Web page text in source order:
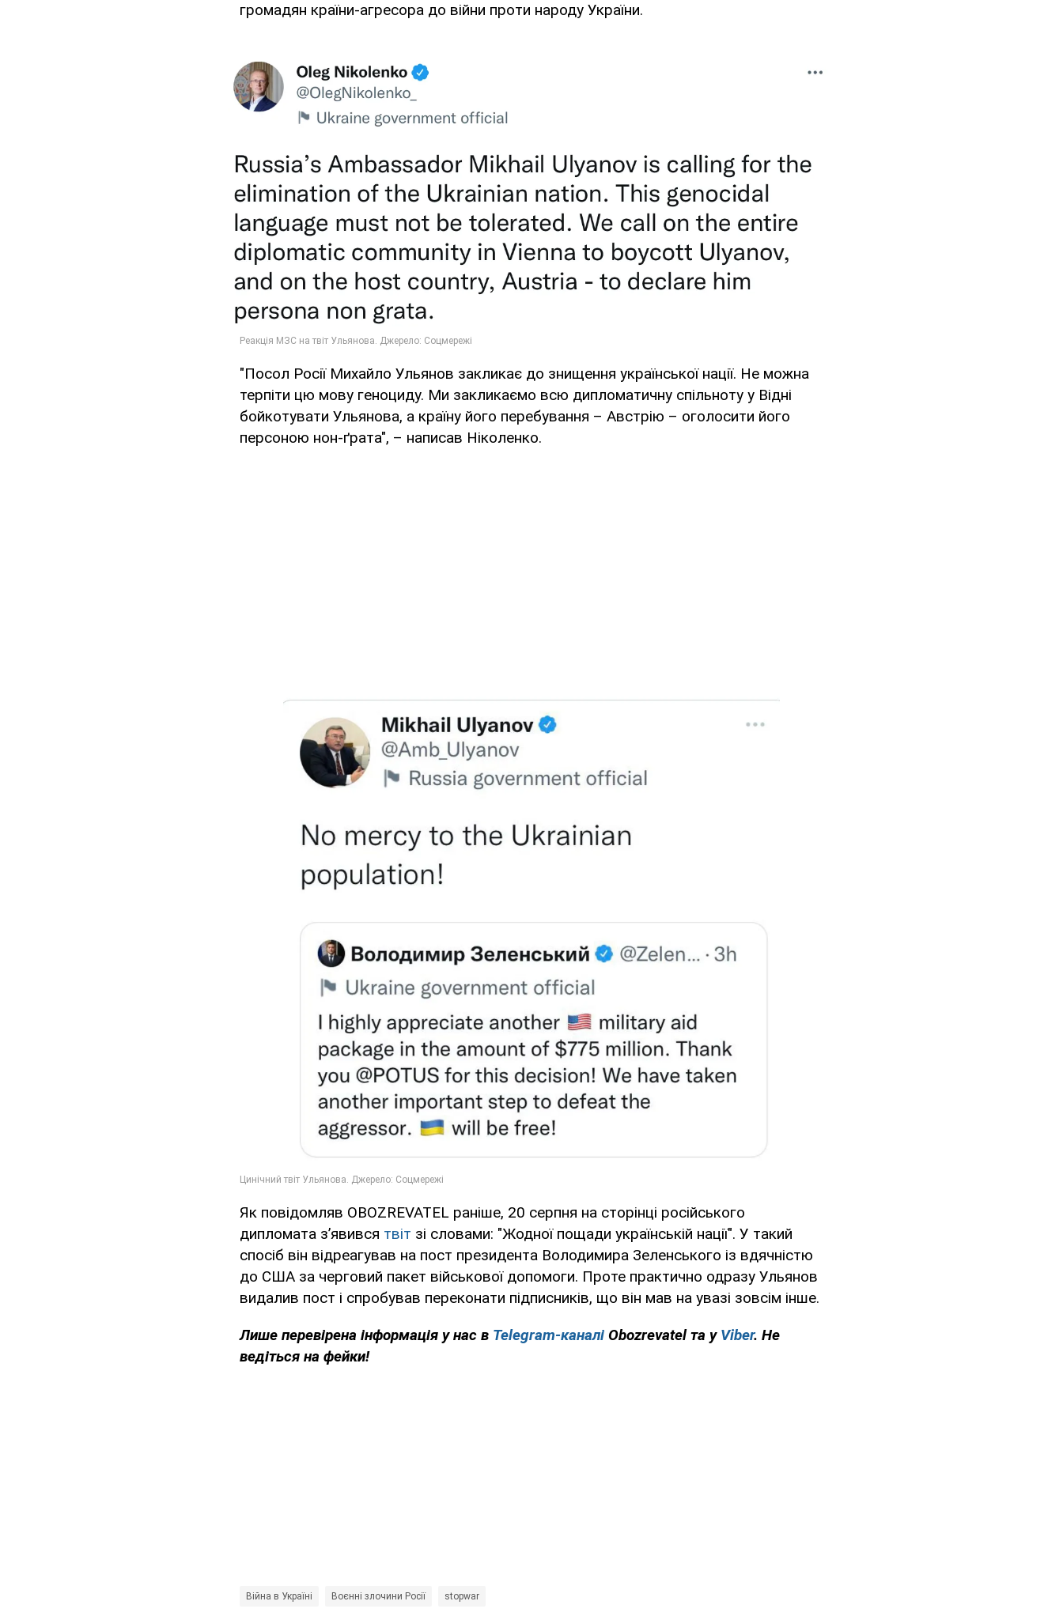
громадян країни-агресора до війни проти народу України.
"Посол Росії Михайло Ульянов закликає до знищення української нації. Не можна
терпіти цю мову геноциду. Ми закликаємо всю дипломатичну спільноту у Відні
бойкотувати Ульянова, а країну його перебування – Австрію – оголосити його
персоною нон-ґрата", – написав Ніколенко.
Як повідомляв OBOZREVATEL раніше, 20 серпня на сторінці російського
дипломата зʼявився твіт зі словами: "Жодної пощади українській нації". У такий
спосіб він відреагував на пост президента Володимира Зеленського із вдячністю
до США за черговий пакет військової допомоги. Проте практично одразу Ульянов
видалив пост і спробував переконати підписників, що він мав на увазі зовсім інше.
Лише перевірена інформація у нас в Telegram-каналі Obozrevatel та у Viber. Не
ведіться на фейки!
Війна в Україні Воєнні злочини Росії stopwar